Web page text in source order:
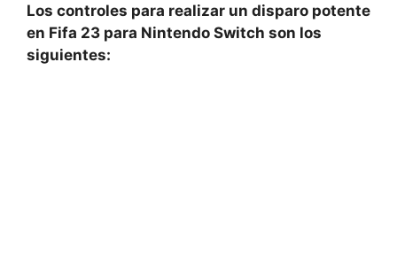
Los controles para realizar un disparo potente
en Fifa 23 para Nintendo Switch son los
siguientes: